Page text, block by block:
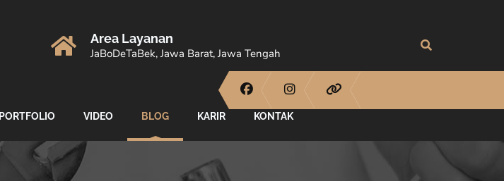
Area Layanan
JaBoDeTaBek, Jawa Barat, Jawa Tengah
PORTFOLIO VIDEO BLOG KARIR KONTAK